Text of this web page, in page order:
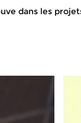
dans les